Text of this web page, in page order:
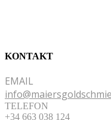
KONTAKT
EMAIL
TELEFON
+34 663 038 124